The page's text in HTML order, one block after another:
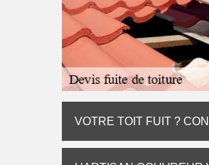
VOTRE TOIT FUIT ?